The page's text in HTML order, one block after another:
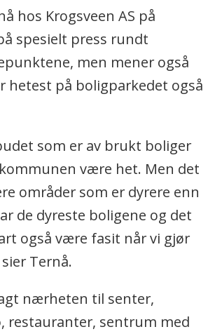
hos Krogsveen AS på
spesielt press rundt
men mener også
hetest på boligparkedet også
som er av brukt boliger
være het. Men det
områder som er dyrere enn
de dyreste boligene og det
også være fasit når vi gjør
Ternå.
nærheten til senter,
restauranter, sentrum med